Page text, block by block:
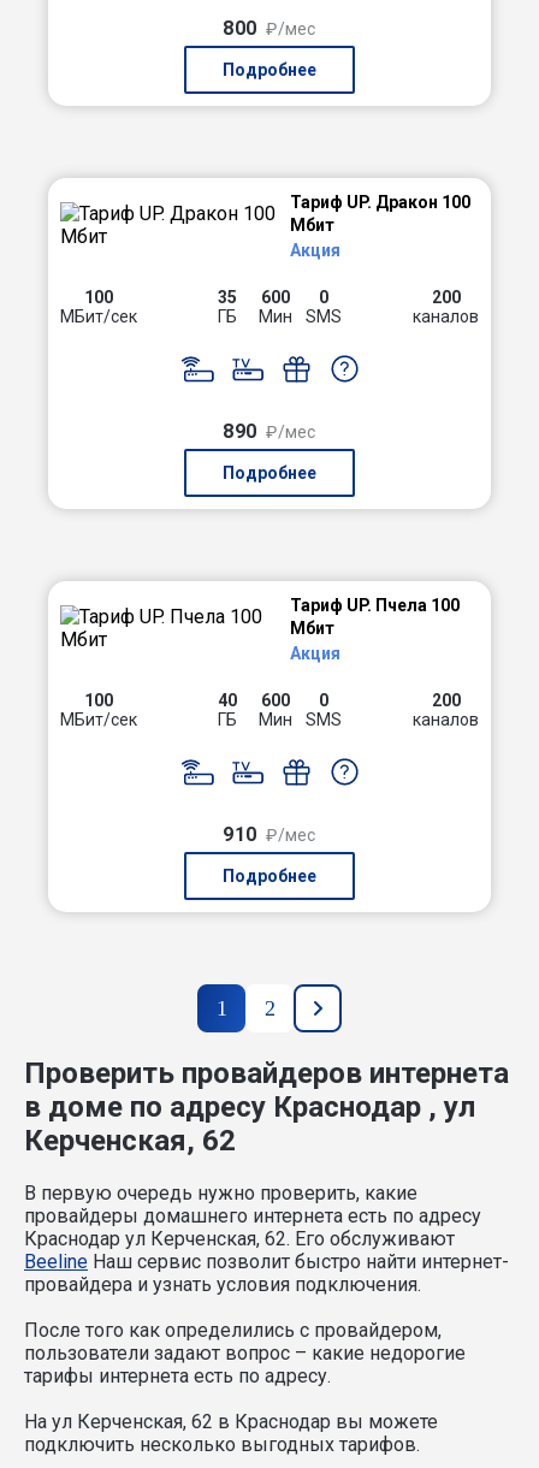
800 ₽/мес
Подробнее
Тариф UP. Дракон 100
Мбит
Акция
100
МБит/сек
35
ГБ
600
Мин
0
SMS
200
каналов
890 ₽/мес
Подробнее
Тариф UP. Пчела 100
Мбит
Акция
100
МБит/сек
40
ГБ
600
Мин
0
SMS
200
каналов
910 ₽/мес
Подробнее
1 2
Проверить провайдеров интернета
в доме по адресу Краснодар , ул
Керченская, 62
В первую очередь нужно проверить, какие
провайдеры домашнего интернета есть по адресу
Краснодар ул Керченская, 62. Его обслуживают
Beeline Наш сервис позволит быстро найти интернет-
провайдера и узнать условия подключения.
После того как определились с провайдером,
пользователи задают вопрос – какие недорогие
тарифы интернета есть по адресу.
На ул Керченская, 62 в Краснодар вы можете
подключить несколько выгодных тарифов.